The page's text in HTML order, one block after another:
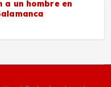
a un hombre en